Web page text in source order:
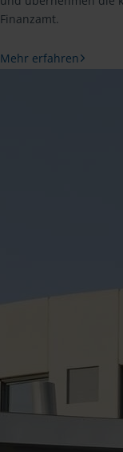
Finanzamt.
Mehr erfahren